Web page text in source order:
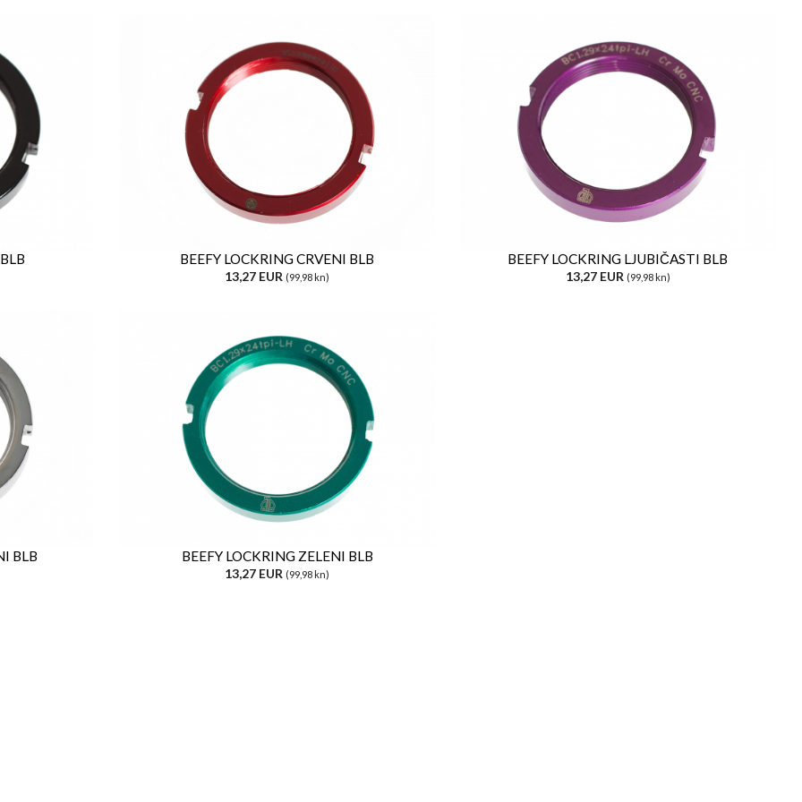
BEEFY LOCKRING CRVENI BLB
13,27 EUR (99,98 kn)
BEEFY LOCKRING LJUBIČASTI BLB
13,27 EUR (99,98 kn)
BLB BEEFY LOCKRING ZELENI BLB
13,27 EUR (99,98 kn)